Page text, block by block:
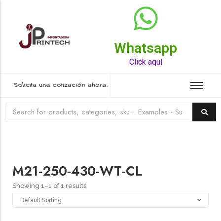
Whatsapp
Click aquí
Solicita una cotización ahora.
Top Rated Product
M21-250-430-WT-CL
Showing 1–1 of 1 results